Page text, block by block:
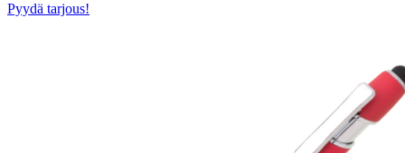
Pyydä tarjous!